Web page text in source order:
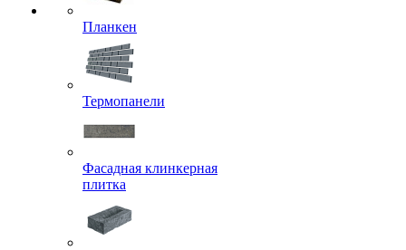
Планкен
Термопанели
Фасадная клинкерная
плитка